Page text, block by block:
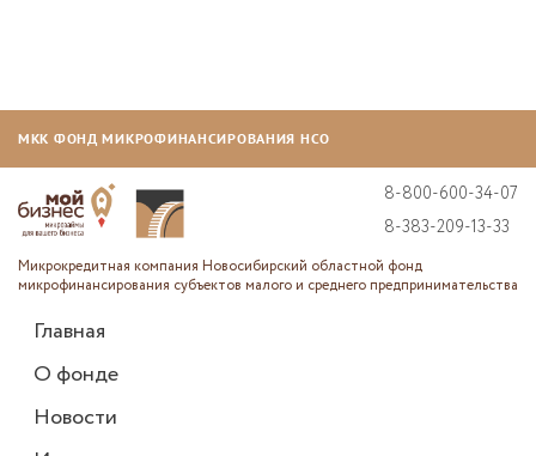
МКК ФОНД МИКРОФИНАНСИРОВАНИЯ НСО
8-800-600-34-07
8-383-209-13-33
Микрокредитная компания Новосибирский областной фонд
микрофинансирования субъектов малого и среднего предпринимательства
Главная
О фонде
Новости